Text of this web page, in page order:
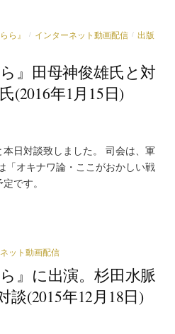
ら』 / インターネット動画配信 / 出版
』田母神俊雄氏と対
(2016年1月15日)
日対談致しました。 司会は、軍
「オキナワ論・ここがおかしい戦
です。
ット動画配信
』に出演。杉田水脈
談(2015年12月18日)